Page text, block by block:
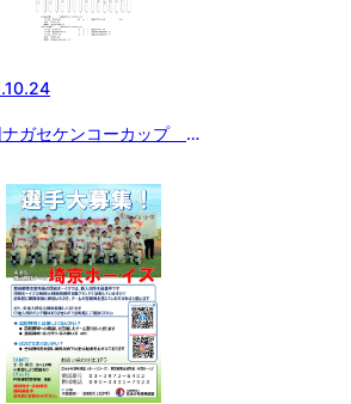
ガセケンコーカップ 日
回戦